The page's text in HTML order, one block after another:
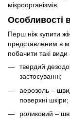
мікроорганізмів.
Особливості
Перш ніж купити
представленим в
побачити такі види
твердий
застосуванні;
аерозоль –
поверхні шкіри;
роликовий –